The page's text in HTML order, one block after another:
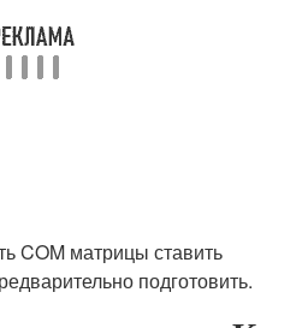
COM матрицы ставить
подготовить.